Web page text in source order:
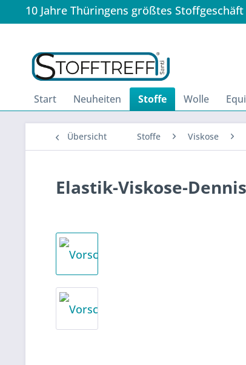
10 Jahre Thüringens größtes Stoffgeschäft
Start Neuheiten Stoffe Wolle
Übersicht Stoffe Viskose
Elastik-Viskose-